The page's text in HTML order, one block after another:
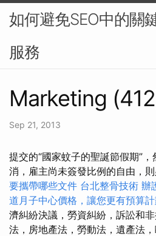
如何避免SEO中的關
服務
Marketing
Sep 21, 2013
提交的“國家蚊子的聖誕節假期”
消，雇主尚未簽發比例的自由，則
要攜帶哪些文件 台北整骨技術 辦
道月子中心價格，讓您更有預算
濟糾紛決議，勞資糾紛，訴訟和
法，房地產法，勞動法，遺產法，